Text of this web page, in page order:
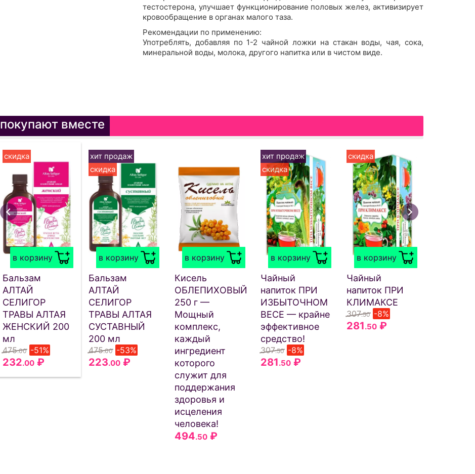
тестостерона, улучшает функционирование половых желез, активизирует
кровообращение в органах малого таза.
Рекомендации по применению:
Употреблять, добавляя по 1-2 чайной ложки на стакан воды, чая, сока,
минеральной воды, молока, другого напитка или в чистом виде.
покупают вместе
в корзину
скидка
Бальзам
АЛТАЙ
СЕЛИГОР
ТРАВЫ АЛТАЯ
ЖЕНСКИЙ 200
мл
475.00 -51%
232.00₽
в корзину
хит продаж
скидка
Бальзам
АЛТАЙ
СЕЛИГОР
ТРАВЫ АЛТАЯ
СУСТАВНЫЙ
200 мл
475.00 -53%
223.00₽
в корзину
Кисель
ОБЛЕПИХОВЫЙ
250 г —
Мощный
комплекс,
каждый
ингредиент
которого
служит для
поддержания
здоровья и
исцеления
человека!
494.50₽
в корзину
хит продаж
скидка
Чайный
напиток ПРИ
ИЗБЫТОЧНОМ
ВЕСЕ — крайне
эффективное
средство!
307.50 -8%
281.50₽
в корзину
скидка
Чайный
напиток ПРИ
КЛИМАКСЕ
307.50 -8%
281.50₽